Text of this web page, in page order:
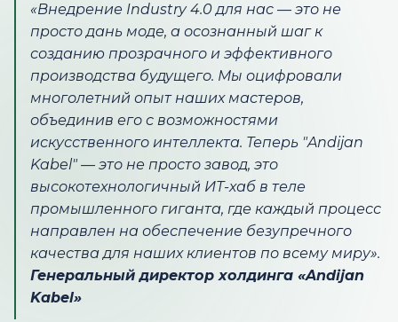
«Внедрение Industry 4.0 для нас — это не
просто дань моде, а осознанный шаг к
созданию прозрачного и эффективного
производства будущего. Мы оцифровали
многолетний опыт наших мастеров,
объединив его с возможностями
искусственного интеллекта. Теперь "Andijan
Kabel" — это не просто завод, это
высокотехнологичный ИТ-хаб в теле
промышленного гиганта, где каждый процесс
направлен на обеспечение безупречного
качества для наших клиентов по всему миру».
Генеральный директор холдинга «Andijan
Kabel»